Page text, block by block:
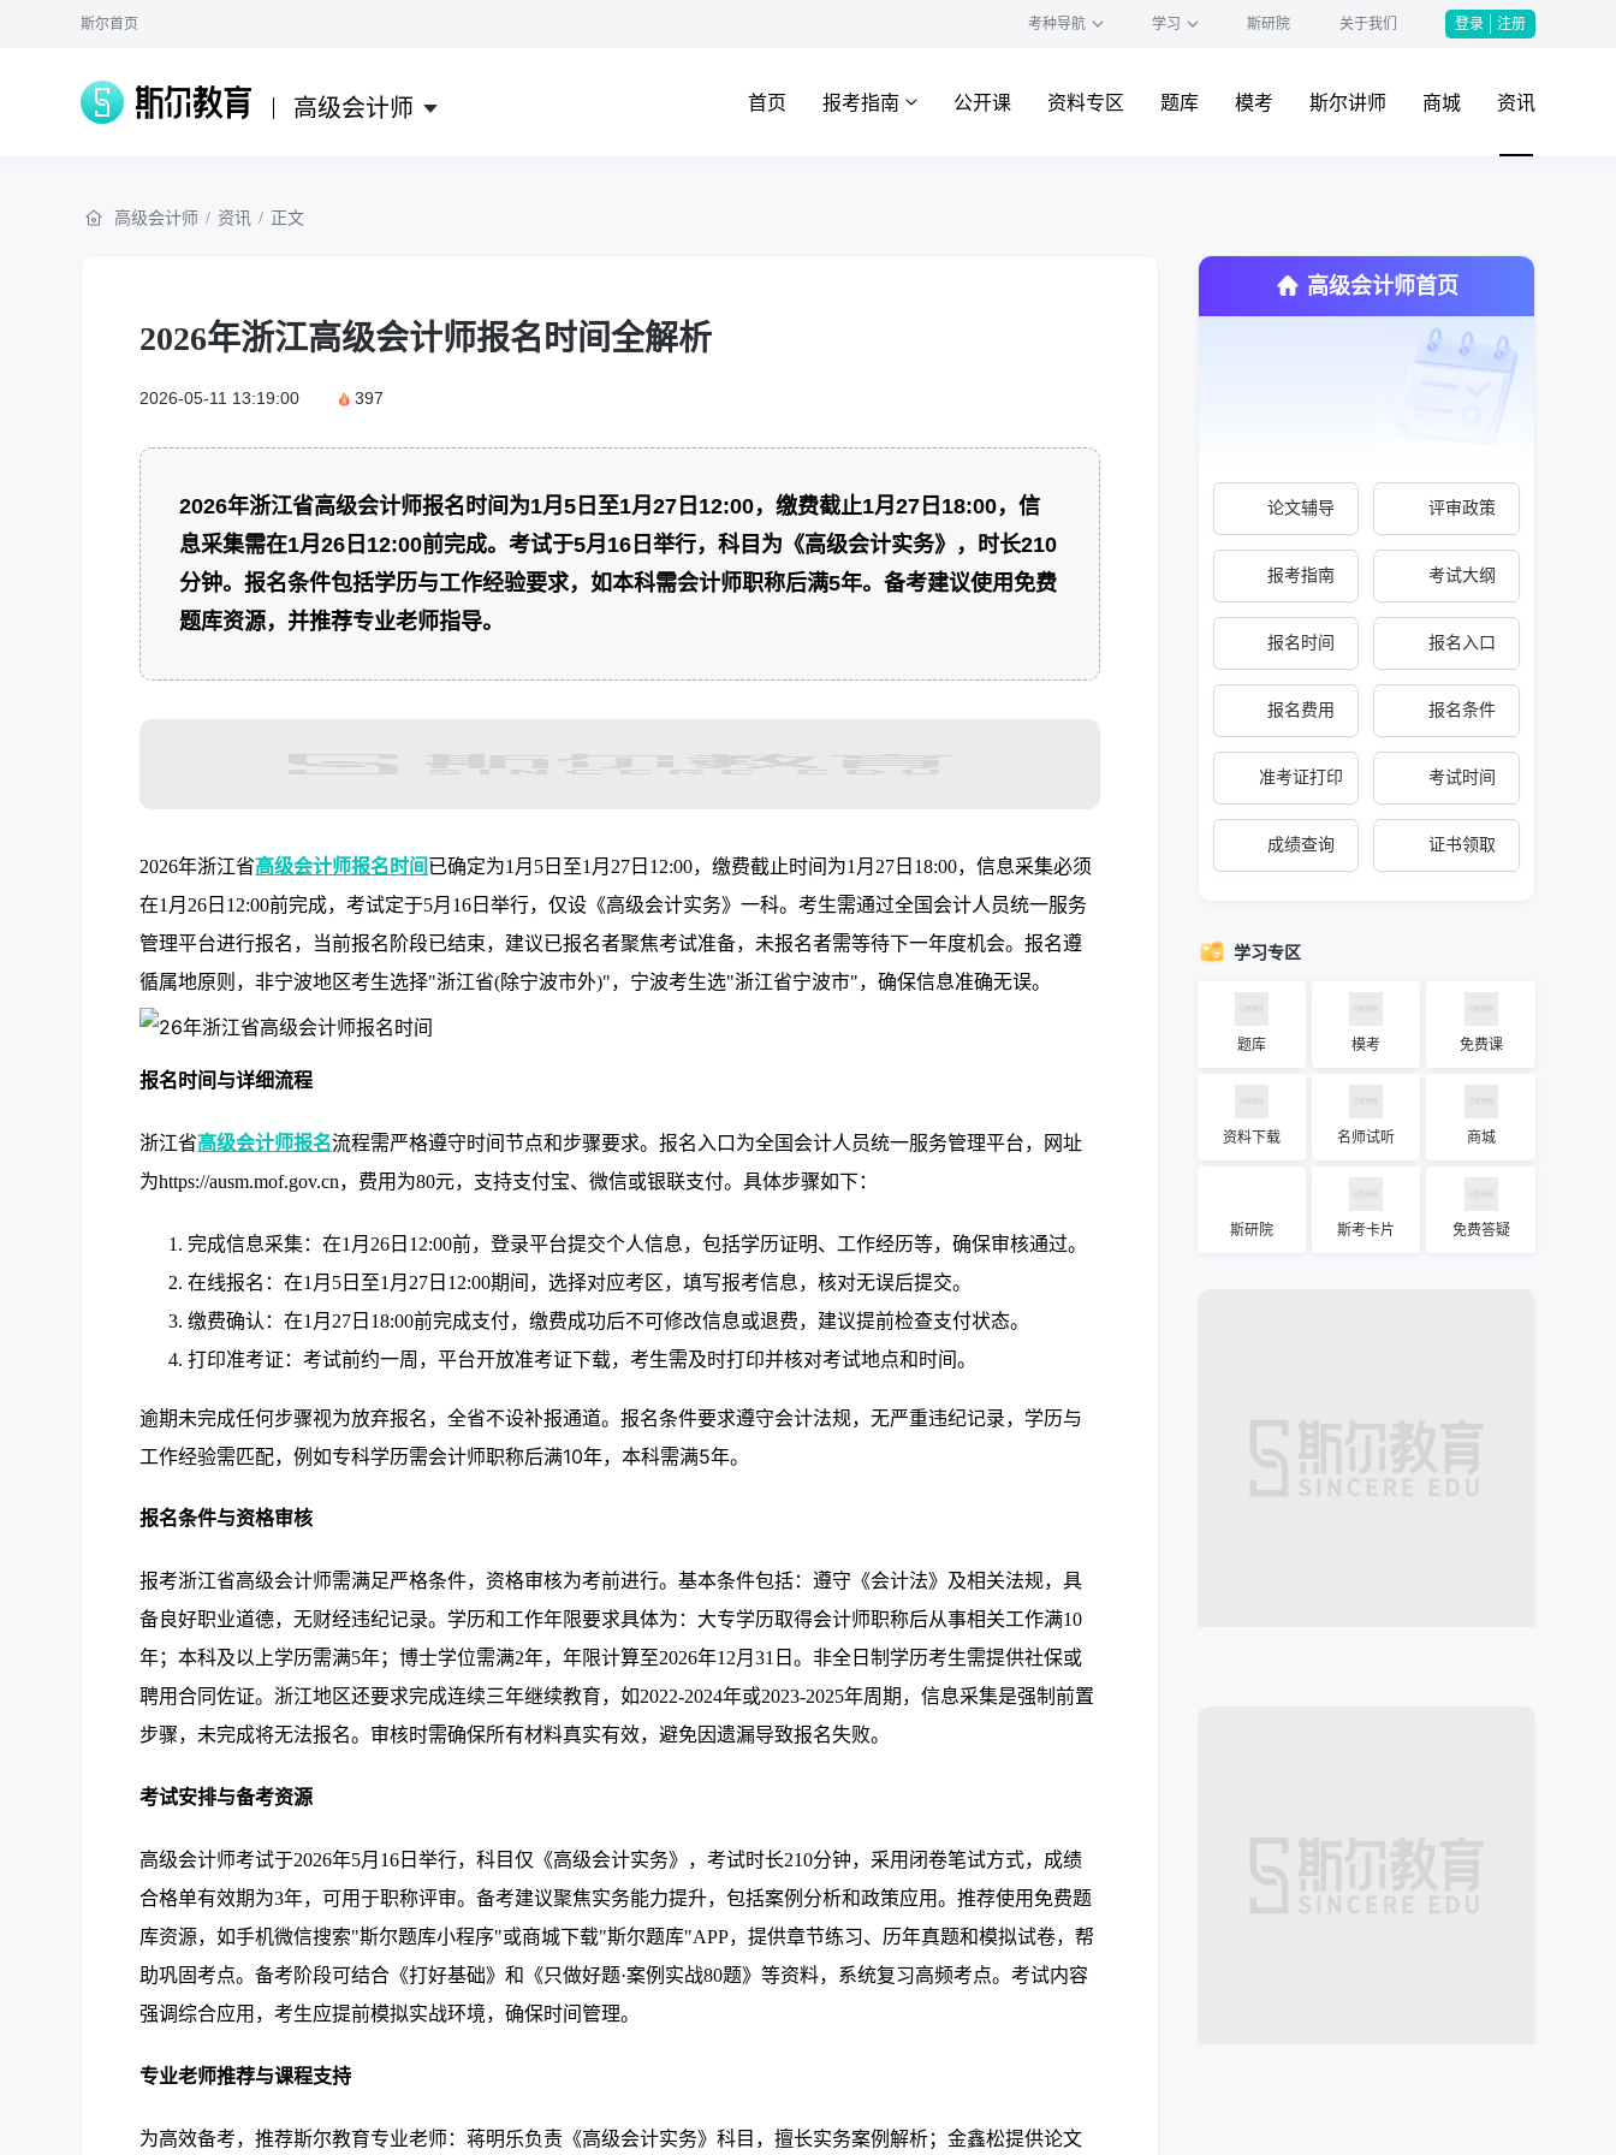
斯尔首页 考种导航 学习 斯研院 关于我们 登录 注册
高级会计师 首页 报考指南 公开课 资料专区 题库 模考 斯尔讲师 商城 资讯
高级会计师 / 资讯 / 正文
2026年浙江高级会计师报名时间全解析
2026-05-11 13:19:00 397
2026年浙江省高级会计师报名时间为1月5日至1月27日12:00，缴费截止1月27日18:00，信
息采集需在1月26日12:00前完成。考试于5月16日举行，科目为《高级会计实务》，时长210
分钟。报名条件包括学历与工作经验要求，如本科需会计师职称后满5年。备考建议使用免费
题库资源，并推荐专业老师指导。
2026年浙江省高级会计师报名时间 已确定为1月5日至1月27日12:00，缴费截止时间为1月27日18:00，信息采集必须
在1月26日12:00前完成，考试定于5月16日举行，仅设《高级会计实务》一科。考生需通过全国会计人员统一服务
管理平台进行报名，当前报名阶段已结束，建议已报名者聚焦考试准备，未报名者需等待下一年度机会。报名遵
循属地原则，非宁波地区考生选择"浙江省(除宁波市外)"，宁波考生选"浙江省宁波市"，确保信息准确无误。
报名时间与详细流程
浙江省高级会计师报名流程需严格遵守时间节点和步骤要求。报名入口为全国会计人员统一服务管理平台，网址
为https://ausm.mof.gov.cn，费用为80元，支持支付宝、微信或银联支付。具体步骤如下：
完成信息采集：在1月26日12:00前，登录平台提交个人信息，包括学历证明、工作经历等，确保审核通过。
在线报名：在1月5日至1月27日12:00期间，选择对应考区，填写报考信息，核对无误后提交。
缴费确认：在1月27日18:00前完成支付，缴费成功后不可修改信息或退费，建议提前检查支付状态。
打印准考证：考试前约一周，平台开放准考证下载，考生需及时打印并核对考试地点和时间。
逾期未完成任何步骤视为放弃报名，全省不设补报通道。报名条件要求遵守会计法规，无严重违纪记录，学历与
工作经验需匹配，例如专科学历需会计师职称后满10年，本科需满5年。
报名条件与资格审核
报考浙江省高级会计师需满足严格条件，资格审核为考前进行。基本条件包括：遵守《会计法》及相关法规，具
备良好职业道德，无财经违纪记录。学历和工作年限要求具体为：大专学历取得会计师职称后从事相关工作满10
年；本科及以上学历需满5年；博士学位需满2年，年限计算至2026年12月31日。非全日制学历考生需提供社保或
聘用合同佐证。浙江地区还要求完成连续三年继续教育，如2022-2024年或2023-2025年周期，信息采集是强制前置
步骤，未完成将无法报名。审核时需确保所有材料真实有效，避免因遗漏导致报名失败。
考试安排与备考资源
高级会计师考试于2026年5月16日举行，科目仅《高级会计实务》，考试时长210分钟，采用闭卷笔试方式，成绩
合格单有效期为3年，可用于职称评审。备考建议聚焦实务能力提升，包括案例分析和政策应用。推荐使用免费题
库资源，如手机微信搜索"斯尔题库小程序"或商城下载"斯尔题库"APP，提供章节练习、历年真题和模拟试卷，帮
助巩固考点。备考阶段可结合《打好基础》和《只做好题·案例实战80题》等资料，系统复习高频考点。考试内容
强调综合应用，考生应提前模拟实战环境，确保时间管理。
专业老师推荐与课程支持
为高效备考，推荐斯尔教育专业老师：蒋明乐负责《高级会计实务》科目，擅长实务案例解析；金鑫松提供论文
高级会计师首页
论文辅导 评审政策
报考指南 考试大纲
报名时间 报名入口
报名费用 报名条件
准考证打印 考试时间
成绩查询 证书领取
学习专区
题库 模考 免费课
资料下载 名师试听 商城
斯研院 斯考卡片 免费答疑